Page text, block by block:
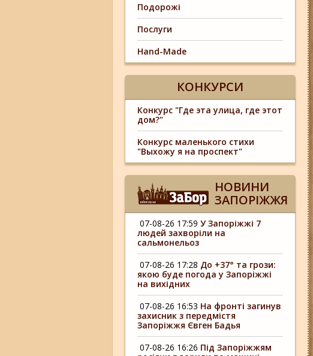
Подорожі
Послуги
Hand-Made
КОНКУРСИ
Конкурс "Где эта улица, где этот
дом?"
Конкурс маленького стихи
"Выхожу я на проспект"
НОВИНИ
ЗАПОРІЖЖЯ
07-08-26 17:59 У Запоріжжі 7
людей захворіли на
сальмонельоз
07-08-26 17:28 До +37° та грози:
якою буде погода у Запоріжжі
на вихідних
07-08-26 16:53 На фронті загинув
захисник з передмістя
Запоріжжя Євген Бадья
07-08-26 16:26 Під Запоріжжям